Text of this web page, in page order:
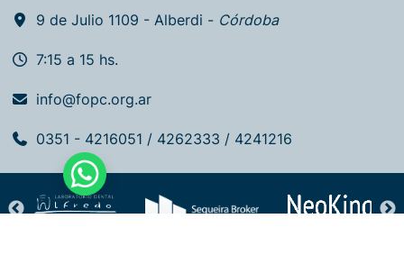
9 de Julio 1109 - Alberdi - Córdoba
7:15 a 15 hs.
info@fopc.org.ar
0351 - 4216051 / 4262333 / 4241216